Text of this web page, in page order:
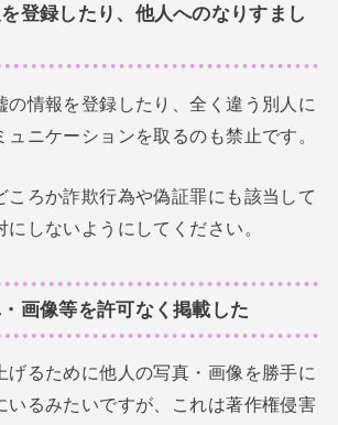
登録したり、他人へのなりすまし
の情報を登録したり、全く違う別人に
ュニケーションを取るのも禁止です。
ころか詐欺行為や偽証罪にも該当して
にしないようにしてください。
画像等を許可なく掲載した
げるために他人の写真・画像を勝手に
いるみたいですが、これは著作権侵害